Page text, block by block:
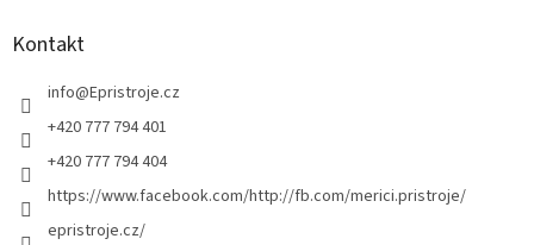
Kontakt
info@Epristroje.cz
+420 777 794 401
+420 777 794 404
https://www.facebook.com/http://fb.com/merici.pristroje/
epristroje.cz/